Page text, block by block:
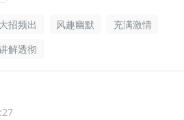
大招频出 风趣幽默
充满激情
解透彻